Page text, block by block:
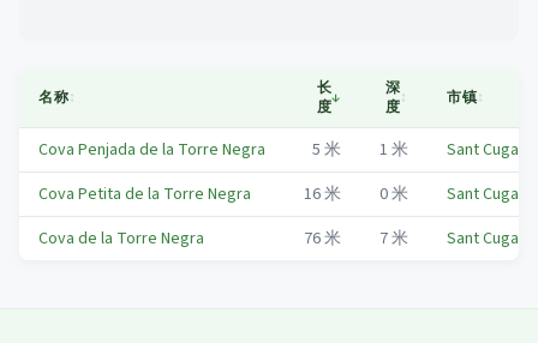
名称↕
长
度↓
深
度↕ 市镇↕
Cova Penjada de la Torre Negra 5 米 1 米
Sant Cugat
Cova Petita de la Torre Negra
16米 0米
Sant Cugat
Cova de la Torre Negra
76米 7米 Sant Cugat